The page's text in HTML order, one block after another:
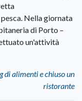
Nella giornata
di Porto –
un'attività
di alimenti e chiuso un
ristorante